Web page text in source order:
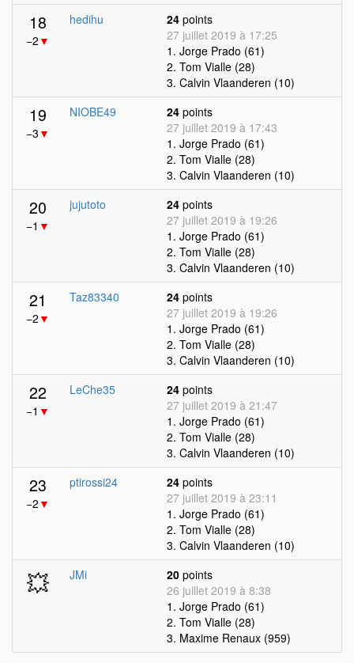
18
−2 ▼
hedihu 24 points
27 juillet 2019 à 17:25
1. Jorge Prado (61)
2. Tom Vialle (28)
3. Calvin Vlaanderen (10)
19
−3 ▼
NIOBE49 24 points
27 juillet 2019 à 17:43
1. Jorge Prado (61)
2. Tom Vialle (28)
3. Calvin Vlaanderen (10)
20
−1 ▼
jujutoto 24 points
27 juillet 2019 à 19:26
1. Jorge Prado (61)
2. Tom Vialle (28)
3. Calvin Vlaanderen (10)
21
−2 ▼
Taz83340 24 points
27 juillet 2019 à 19:26
1. Jorge Prado (61)
2. Tom Vialle (28)
3. Calvin Vlaanderen (10)
22
−1 ▼
LeChe35 24 points
27 juillet 2019 à 21:47
1. Jorge Prado (61)
2. Tom Vialle (28)
3. Calvin Vlaanderen (10)
23
−2 ▼
ptirossi24 24 points
27 juillet 2019 à 23:11
1. Jorge Prado (61)
2. Tom Vialle (28)
3. Calvin Vlaanderen (10)
💥 JMi 20 points
26 juillet 2019 à 8:38
1. Jorge Prado (61)
2. Tom Vialle (28)
3. Maxime Renaux (959)